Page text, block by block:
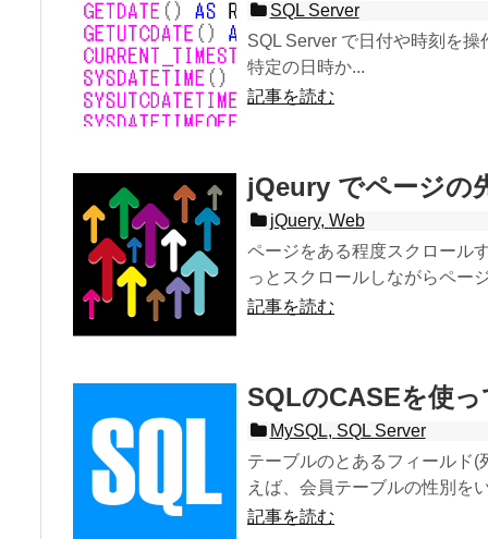
SQL Server
SQL Server で日付や時刻を
特定の日時か...
記事を読む
jQeury でページの
jQuery, Web
ページをある程度スクロール
っとスクロールしながらペー
記事を読む
SQLのCASEを使
MySQL, SQL Server
テーブルのとあるフィールド
えば、会員テーブルの性別を
記事を読む